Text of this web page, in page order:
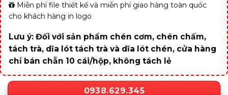
Miễn phí file thiết kế và miễn phí giao hàng toàn quốc
cho khách hàng in logo
Lưu ý: Đối với sản phẩm chén cơm, chén chấm,
tách trà, dĩa lót tách trà và dĩa lót chén, cửa hàng
chỉ bán chẵn 10 cái/hộp, không tách lẻ
0938.629.345